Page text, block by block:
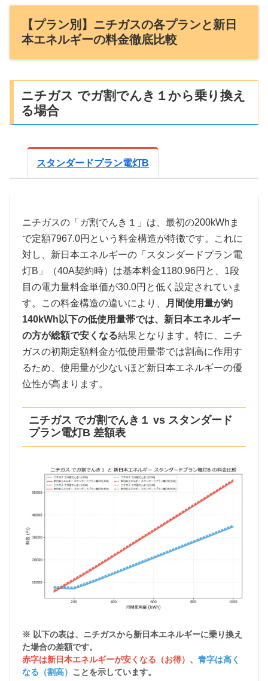
【プラン別】ニチガスの各プランと新日
本エネルギーの料金徹底比較
ニチガス でガ割でんき１から乗り換え
る場合
スタンダードプラン電灯B
ニチガスの「ガ割でんき１」は、最初の200kWhま
で定額7967.0円という料金構造が特徴です。これに
対し、新日本エネルギーの「スタンダードプラン電
灯B」（40A契約時）は基本料金1180.96円と、1段
目の電力量料金単価が30.0円と低く設定されていま
す。この料金構造の違いにより、
月間使用量が約
140kWh以下の低使用量帯では、新日本エネルギー
の方が総額で安くなる結果となります。特に、ニチ
ガスの初期定額料金が低使用量帯では割高に作用す
るため、使用量が少ないほど新日本エネルギーの優
位性が高まります。
ニチガス でガ割でんき１ vs スタンダード
プラン電灯B 差額表
※ 以下の表は、ニチガスから新日本エネルギーに乗り換え
た場合の差額です。
赤字は新日本エネルギーが安くなる（お得） 、 青字は高く
なる（割高） ことを示しています。